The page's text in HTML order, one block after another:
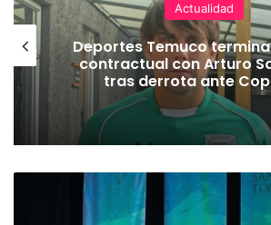
Actualidad
Deportes Temuco
contractual con Arturo
tras derrota ante